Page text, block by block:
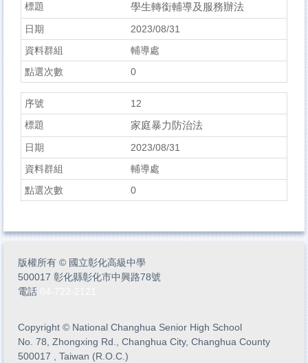
學生轉銜輔導及服務辦法
2023/08/31
輔導處
0
12
家庭暴力防治法
2023/08/31
輔導處
0
版權所有 © 國立彰化高級中學
500017 彰化縣彰化市中興路78號
電話
Copyright © National Changhua Senior High School
No. 78, Zhongxing Rd., Changhua City, Changhua County
500017 , Taiwan (R.O.C.)